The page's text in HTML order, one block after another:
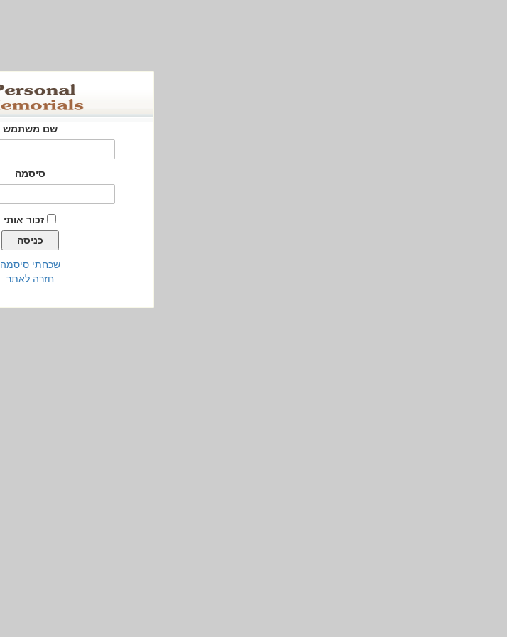
שם משתמש
סיסמה
זכור אותי
שכחתי סיסמה
חזרה לאתר